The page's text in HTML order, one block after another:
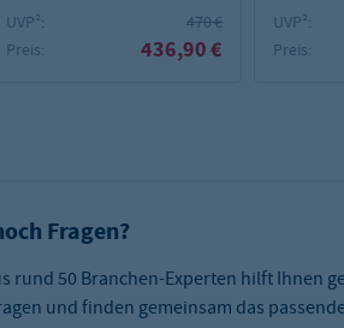
UVP²:
470 €
Preis:
436,90 €
UVP²:
Preis:
Fragen?
rund 50 Branchen-Experten hilft Ihnen
und finden gemeinsam das